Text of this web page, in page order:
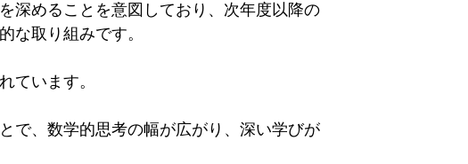
深めることを意図しており、次年度以降の
な取り組みです。
ています。
で、数学的思考の幅が広がり、深い学びが